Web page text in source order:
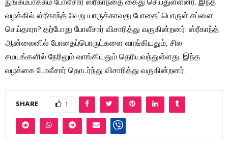
வழக்கில் ஸ்ரீகாந்த் வேறு யாருக்காவது போதைப்பொருள் சப்ளை
செய்தாரா? தற்போது போலீசார் விசாரித்து வருகின்றனர். ஸ்ரீகாந்த்
ஆன்லைனில் போதைப்பொருட்களை வாங்கியதும், சில
சமயங்களில் நேரிலும் வாங்கியதும் தெரியவந்துள்ளது. இந்த
வழக்கை போலீசார் தொடர்ந்து விசாரித்து வருகின்றனர்.
SHARE 1